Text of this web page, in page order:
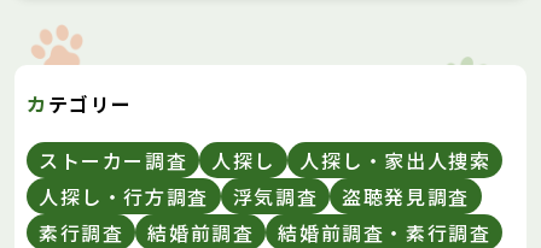
カテゴリー
ストーカー調査
人探し
人探し・家出人捜索
人探し・行方調査
浮気調査
盗聴発見調査
素行調査
結婚前調査
結婚前調査・素行調査